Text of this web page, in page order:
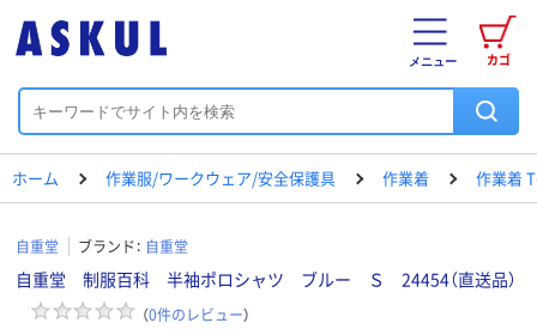
カゴ
メニュー
ホーム 作業服/ワークウェア/安全保護具 作業着 作業着
自重堂 ブランド： 自重堂
自重堂 制服百科 半袖ポロシャツ ブルー Ｓ 24454（直送品）
（0件のレビュー）